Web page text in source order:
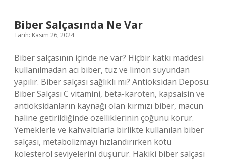
Biber Salçasında Ne Var
Tarih: Kasım 26, 2024
Biber salçasının içinde ne var? Hiçbir katkı maddesi
kullanılmadan acı biber, tuz ve limon suyundan
yapılır. Biber salçası sağlıklı mı? Antioksidan Deposu:
Biber Salçası C vitamini, beta-karoten, kapsaisin ve
antioksidanların kaynağı olan kırmızı biber, macun
haline getirildiğinde özelliklerinin çoğunu korur.
Yemeklerle ve kahvaltılarla birlikte kullanılan biber
salçası, metabolizmayı hızlandırırken kötü
kolesterol seviyelerini düşürür. Hakiki biber salçası